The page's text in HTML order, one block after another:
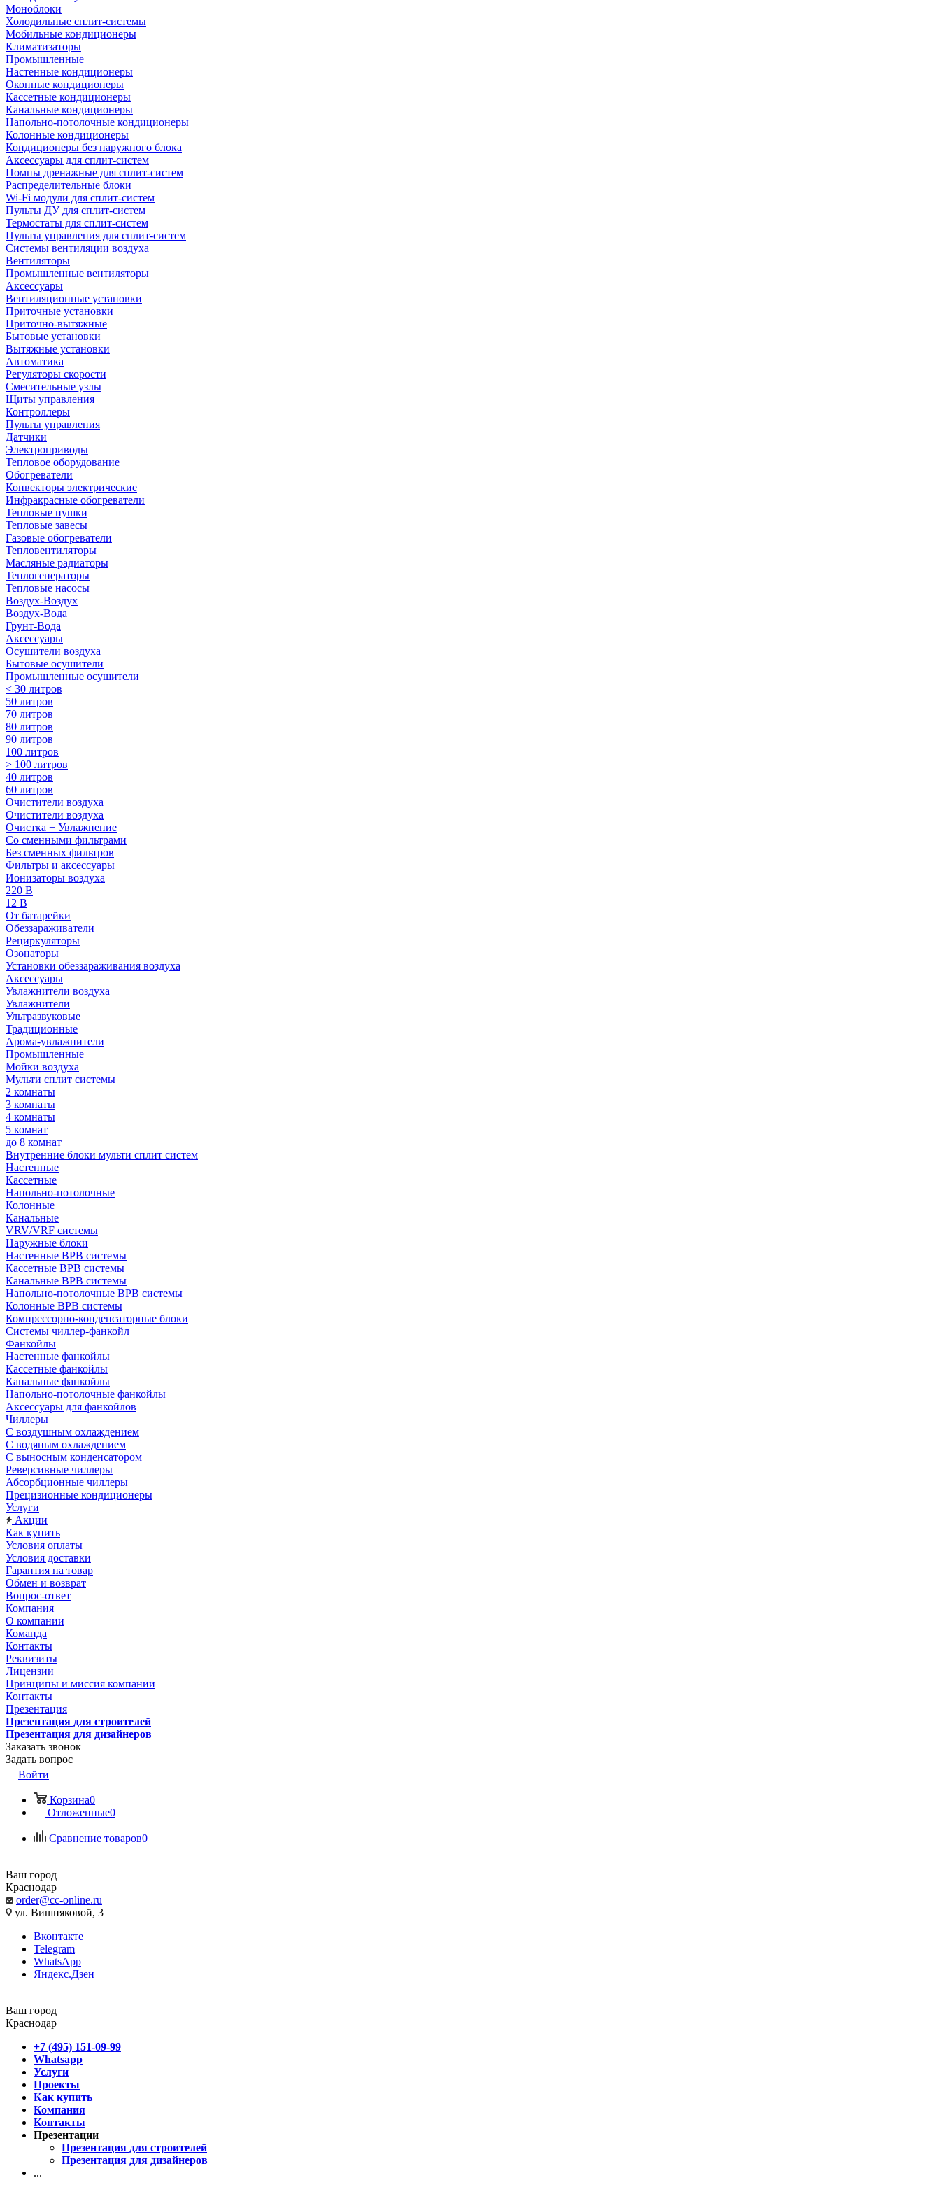
Моноблоки
Холодильные сплит-системы
Мобильные кондиционеры
Климатизаторы
Промышленные
Настенные кондиционеры
Оконные кондиционеры
Кассетные кондиционеры
Канальные кондиционеры
Напольно-потолочные кондиционеры
Колонные кондиционеры
Кондиционеры без наружного блока
Аксессуары для сплит-систем
Помпы дренажные для сплит-систем
Распределительные блоки
Wi-Fi модули для сплит-систем
Пульты ДУ для сплит-систем
Термостаты для сплит-систем
Пульты управления для сплит-систем
Системы вентиляции воздуха
Вентиляторы
Промышленные вентиляторы
Аксессуары
Вентиляционные установки
Приточные установки
Приточно-вытяжные
Бытовые установки
Вытяжные установки
Автоматика
Регуляторы скорости
Смесительные узлы
Щиты управления
Контроллеры
Пульты управления
Датчики
Электроприводы
Тепловое оборудование
Обогреватели
Конвекторы электрические
Инфракрасные обогреватели
Тепловые пушки
Тепловые завесы
Газовые обогреватели
Тепловентиляторы
Масляные радиаторы
Теплогенераторы
Тепловые насосы
Воздух-Воздух
Воздух-Вода
Грунт-Вода
Аксессуары
Осушители воздуха
Бытовые осушители
Промышленные осушители
< 30 литров
50 литров
70 литров
80 литров
90 литров
100 литров
> 100 литров
40 литров
60 литров
Очистители воздуха
Очистители воздуха
Очистка + Увлажнение
Cо сменными фильтрами
Без сменных фильтров
Фильтры и аксессуары
Ионизаторы воздуха
220 В
12 В
От батарейки
Обеззараживатели
Рециркуляторы
Озонаторы
Установки обеззараживания воздуха
Аксессуары
Увлажнители воздуха
Увлажнители
Ультразвуковые
Традиционные
Арома-увлажнители
Промышленные
Мойки воздуха
Мульти сплит системы
2 комнаты
3 комнаты
4 комнаты
5 комнат
до 8 комнат
Внутренние блоки мульти сплит систем
Настенные
Кассетные
Напольно-потолочные
Колонные
Канальные
VRV/VRF системы
Наружные блоки
Настенные ВРВ системы
Кассетные ВРВ системы
Канальные ВРВ системы
Напольно-потолочные ВРВ системы
Колонные ВРВ системы
Компрессорно-конденсаторные блоки
Системы чиллер-фанкойл
Фанкойлы
Настенные фанкойлы
Кассетные фанкойлы
Канальные фанкойлы
Напольно-потолочные фанкойлы
Аксессуары для фанкойлов
Чиллеры
С воздушным охлаждением
С водяным охлаждением
С выносным конденсатором
Реверсивные чиллеры
Абсорбционные чиллеры
Прецизионные кондиционеры
Услуги
Акции
Как купить
Условия оплаты
Условия доставки
Гарантия на товар
Обмен и возврат
Вопрос-ответ
Компания
О компании
Команда
Контакты
Реквизиты
Лицензии
Принципы и миссия компании
Контакты
Презентация
Презентация для строителей
Презентация для дизайнеров
Заказать звонок
Задать вопрос
Войти
Корзина0
Отложенные0
Сравнение товаров0
Ваш город
Краснодар
order@cc-online.ru
ул. Вишняковой, 3
Вконтакте
Telegram
WhatsApp
Яндекс.Дзен
Ваш город
Краснодар
+7 (495) 151-09-99
Whatsapp
Услуги
Проекты
Как купить
Компания
Контакты
Презентации
Презентация для строителей
Презентация для дизайнеров
...